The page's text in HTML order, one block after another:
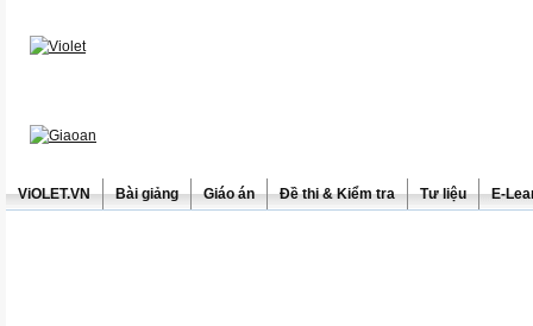
ViOLET.VN Bài giảng Giáo án Đề thi & Kiểm tra Tư liệu E-